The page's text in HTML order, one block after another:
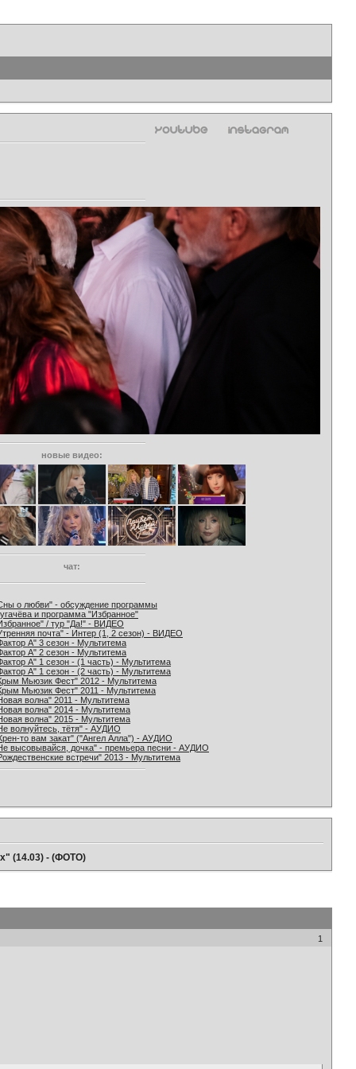
новые видео:
чат:
о любви" - обсуждение программы
и программа "Избранное"
/ тур "Да!" - ВИДЕО
почта" - Интер (1, 2 сезон) - ВИДЕО
А" 3 сезон - Мультитема
А" 2 сезон - Мультитема
А" 1 сезон - (1 часть) - Мультитема
А" 1 сезон - (2 часть) - Мультитема
Мьюзик Фест" 2012 - Мультитема
Мьюзик Фест" 2011 - Мультитема
волна" 2011 - Мультитема
волна" 2014 - Мультитема
волна" 2015 - Мультитема
волнуйтесь, тётя" - АУДИО
то вам закат" ("Ангел Алла") - АУДИО
высовывайся, дочка" - премьера песни - АУДИО
встречи" 2013 - Мультитема
(14.03) - (ФОТО)
1